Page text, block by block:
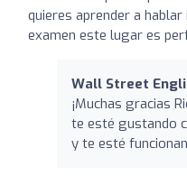
quieres aprender a
examen este lugar es
Wall Street
¡Muchas gracias
te esté gustando
y te esté